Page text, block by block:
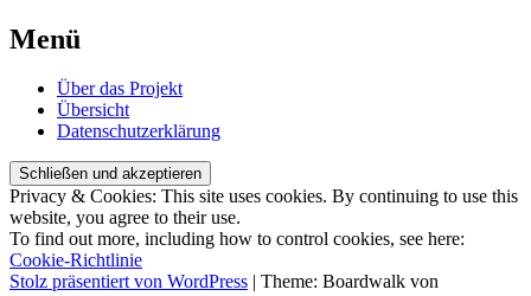
verschlagwortet
Bavaria,
Dom
DomStPeter,
Fotoprojekt,
Monthlychallenge,
Regensburg
von
christof
Beitrags-
←April
2020
Juni
2020→
Menü
Über das Projekt
Übersicht
Datenschutzerklärung
Privacy & Cookies: This site uses cookies. By continuing to use this
website, you agree to their use.
To find out more, including how to control cookies, see here:
Cookie-Richtlinie
Stolz präsentiert von WordPress | Theme: Boardwalk von